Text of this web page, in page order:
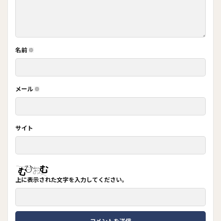
名前 ※
メール ※
サイト
上に表示された文字を入力してください。